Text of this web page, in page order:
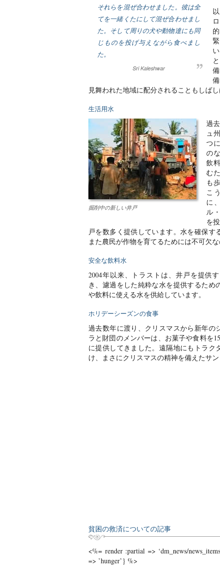
それらを混ぜ合わせました。彼は全
てを一緒くたにして混ぜ合わせまし
た。そして周りの犬や動物達にも同
じものを投げ与えながら食べまし
た。
Sri Kaleshwar
見舞われた地域に配分されることもしば
生活用水
掘削中の新しい井戸
過
ュ
つ
の
飲
む
も
こ
に
ル
を
戸を数多く提供しています。水を確保す
また農民が作物を育てるためには不可欠
安全な飲料水
2004年以来、トラストは、井戸を提供
き、濾過をした純粋な水を提供するため
や飲料に使える水を供給しています。
ホリデーシーズンの食事
過去数年に渡り、クリスマスから新年の
ラと財団のメンバーは、お菓子や食料を
に提供してきました。遠隔地にもトラク
け、まさにクリスマスの精神を備えたサ
貧困の救済についての記事
<%= render :partial => ‘dm_news/
=> ’hunger’} %>